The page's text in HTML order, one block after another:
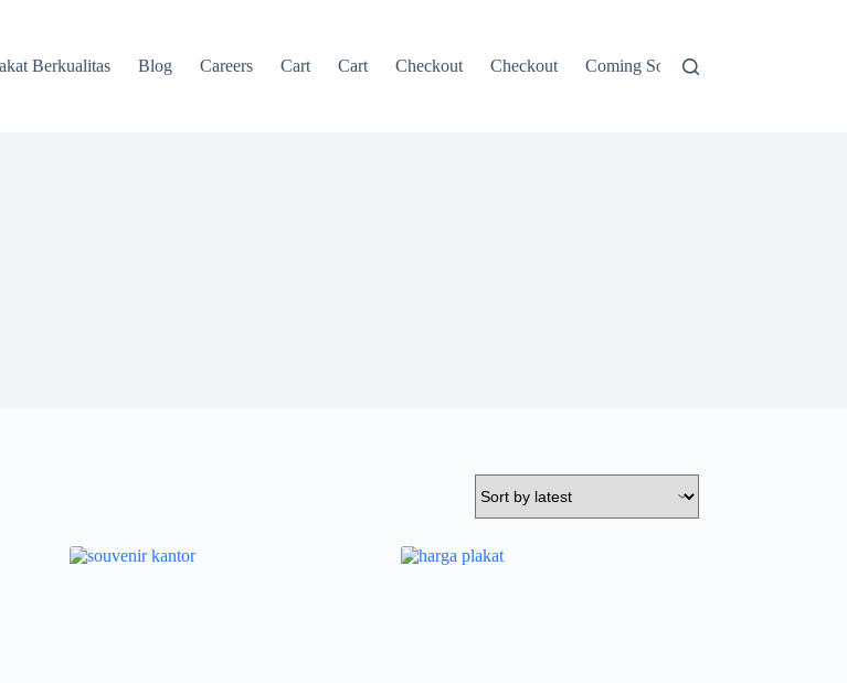
Berkualitas Blog Careers Cart Cart Checkout Checkout Coming Soon